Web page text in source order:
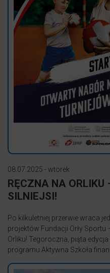
08.07.2025 - wtorek
RĘCZNA NA ORLIKU
SILNIEJSI!
Po kilkuletniej przerwie wraca
projektów Fundacji Orły
Orliku! Tegoroczna, piąta
programu Aktywna Szkoła